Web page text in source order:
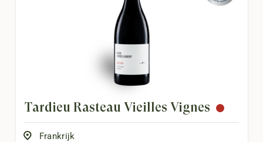
Tardieu Rasteau Vieilles Vignes
Frankrijk